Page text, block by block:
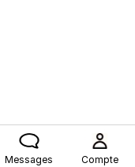
Messages Compte